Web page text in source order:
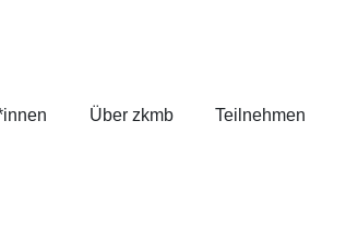
Über zkmb Teilnehmen